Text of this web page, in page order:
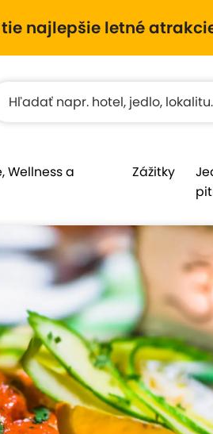
najlepšie letné
Wellness a
Zážitky